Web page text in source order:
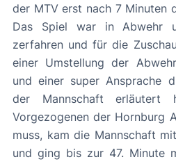
der MTV erst nach 7 Minuten
Das Spiel war in Abwehr
zerfahren und für die
einer Umstellung der
und einer super Ansprache
der Mannschaft
Vorgezogenen der Hornburg
muss, kam die Mannschaft
und ging bis zur 47. Minute